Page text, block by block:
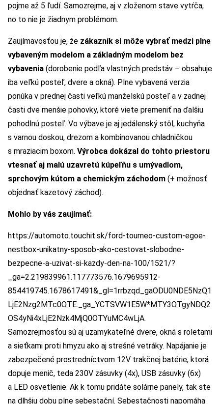
pojme až 5 ľudí. Samozrejme, aj v zloženom stave vytŕča,
no to nie je žiadnym problémom.
Zaujímavosťou je, že zákazník si môže vybrať medzi plne
vybaveným modelom a základným modelom bez
vybavenia (dorobenie podľa vlastných predstáv – obsahuje
iba veľkú posteľ, dvere a okná). Plne vybavená verzia
ponúka v prednej časti veľkú manželskú posteľ a v zadnej
časti dve menšie pohovky, ktoré viete premeniť na ďalšiu
pohodlnú posteľ. Vo výbave je aj jedálenský stôl, kuchyňa
s varnou doskou, drezom a kombinovanou chladničkou
s mraziacim boxom. Výrobca dokázal do tohto priestoru
vtesnať aj malú uzavretú kúpeľňu s umývadlom,
sprchovým kútom a chemickým záchodom (+ možnosť
objednať kazetový záchod).
Mohlo by vás zaujímať:
https://automoto.touchit.sk/ford-tourneo-custom-egoe-
nestbox-unikatny-sposob-ako-cestovat-slobodne-
bezpecne-a-uzivat-si-kazdy-den-na-100/1521/?
_ga=2.219839961.117773576.1679695912-
854419745.1678617491&_gl=1rrbzqd_gaODU0NDE5NzQ1
LjE2Nzg2MTc0OTE._ga_YCTSVW1E5W*MTY3OTgyNDQ2
OS4yNi4xLjE2Nzk4MjQ0OTYuMC4wLjA.
Samozrejmosťou sú aj uzamykateľné dvere, okná s roletami
a sieťkami proti hmyzu ako aj strešné vetráky. Napájanie je
zabezpečené prostredníctvom 12V trakčnej batérie, ktorá
dopuje menič, teda 230V zásuvky (4x), USB zásuvky (6x)
a LED osvetlenie. Ak k tomu pridáte solárne panely, tak ste
na dlhšiu dobu plne sebestační. Sebestačnosti napomáha